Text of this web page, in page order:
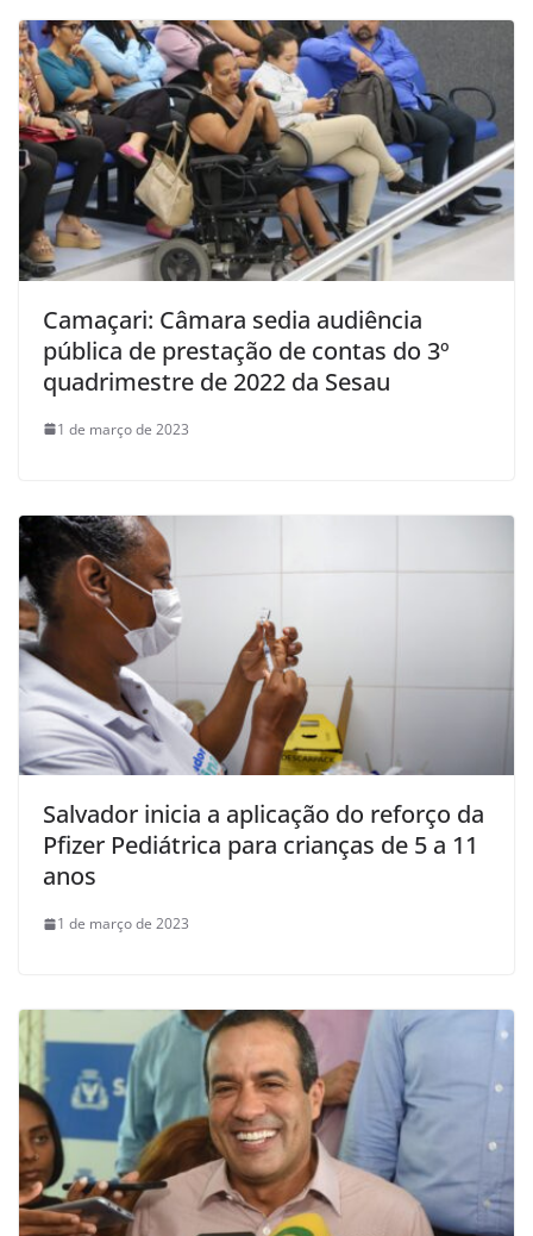
Camaçari: Câmara sedia audiência
pública de prestação de contas do 3º
quadrimestre de 2022 da Sesau
1 de março de 2023
Salvador inicia a aplicação do reforço da
Pfizer Pediátrica para crianças de 5 a 11
anos
1 de março de 2023